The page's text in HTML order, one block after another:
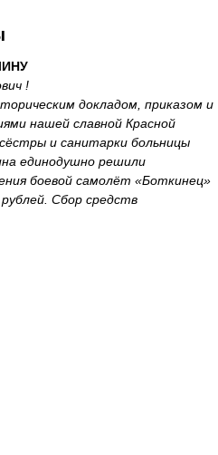
!
докладом, приказом и
нашей славной Красной
и санитарки больницы
единодушно решили
боевой самолёт «Боткинец»
Сбор средств